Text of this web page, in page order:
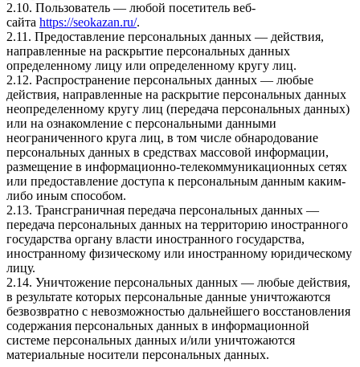
2.10. Пользователь — любой посетитель веб-
сайта https://seokazan.ru/.
2.11. Предоставление персональных данных — действия,
направленные на раскрытие персональных данных
определенному лицу или определенному кругу лиц.
2.12. Распространение персональных данных — любые
действия, направленные на раскрытие персональных данных
неопределенному кругу лиц (передача персональных данных)
или на ознакомление с персональными данными
неограниченного круга лиц, в том числе обнародование
персональных данных в средствах массовой информации,
размещение в информационно-телекоммуникационных сетях
или предоставление доступа к персональным данным каким-
либо иным способом.
2.13. Трансграничная передача персональных данных —
передача персональных данных на территорию иностранного
государства органу власти иностранного государства,
иностранному физическому или иностранному юридическому
лицу.
2.14. Уничтожение персональных данных — любые действия,
в результате которых персональные данные уничтожаются
безвозвратно с невозможностью дальнейшего восстановления
содержания персональных данных в информационной
системе персональных данных и/или уничтожаются
материальные носители персональных данных.